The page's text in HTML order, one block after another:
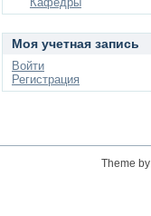
Моя учетная запись
Войти
Регистрация
Theme by